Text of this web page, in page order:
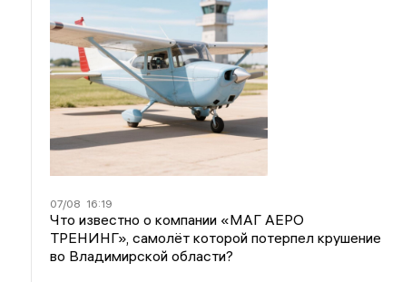
07/08 16:19
Что известно о компании «МАГ АЕРО
ТРЕНИНГ», самолёт которой потерпел крушение
во Владимирской области?